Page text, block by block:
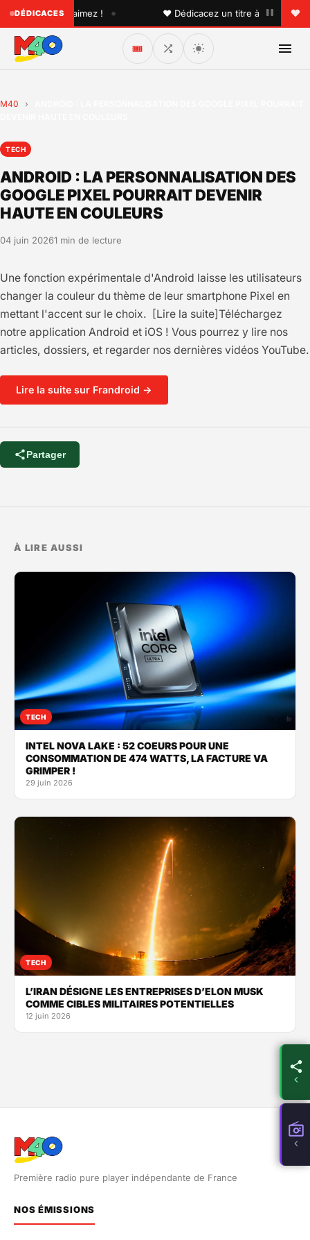
DÉDICACES
que vous aimez ! • ♥ Dédicacez un titre à vos proches
🎟️
M40 ›
TECH
ANDROID : LA PERSONNALISATION DES
GOOGLE PIXEL POURRAIT DEVENIR
HAUTE EN COULEURS
04 juin 20261 min de lecture
Une fonction expérimentale d'Android laisse les utilisateurs
changer la couleur du thème de leur smartphone Pixel en
mettant l'accent sur le choix. [Lire la suite]Téléchargez
notre application Android et iOS ! Vous pourrez y lire nos
articles, dossiers, et regarder nos dernières vidéos YouTube.
Lire la suite sur Frandroid →
Partager
À LIRE AUSSI
TECH
INTEL NOVA LAKE : 52 COEURS POUR UNE
CONSOMMATION DE 474 WATTS, LA FACTURE VA
GRIMPER !
29 juin 2026
TECH
L’IRAN DÉSIGNE LES ENTREPRISES D’ELON MUSK
COMME CIBLES MILITAIRES POTENTIELLES
12 juin 2026
Première radio pure player indépendante de France
NOS ÉMISSIONS